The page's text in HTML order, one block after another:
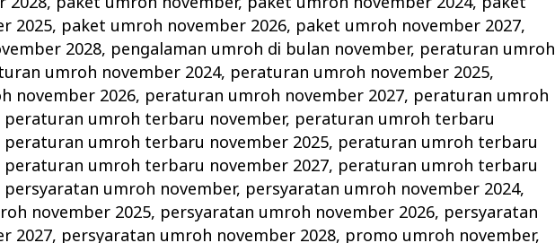
2025, paket umroh november 2026, paket umroh november 2027,
2028, pengalaman umroh di bulan november, peraturan umroh
umroh november 2024, peraturan umroh november 2025,
november 2026, peraturan umroh november 2027, peraturan umroh
peraturan umroh terbaru november, peraturan umroh terbaru
peraturan umroh terbaru november 2025, peraturan umroh terbaru
peraturan umroh terbaru november 2027, peraturan umroh terbaru
persyaratan umroh november, persyaratan umroh november 2024,
november 2025, persyaratan umroh november 2026, persyaratan
2027, persyaratan umroh november 2028, promo umroh november,